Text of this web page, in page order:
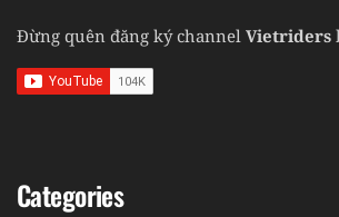
Đừng quên đăng ký channel Vietriders
Categories